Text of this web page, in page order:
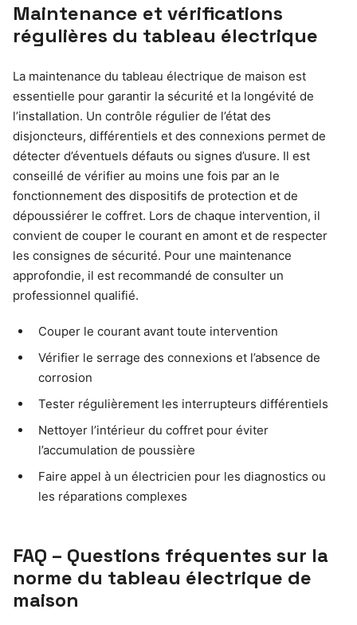
Maintenance et vérifications
régulières du tableau électrique
La maintenance du tableau électrique de maison est
essentielle pour garantir la sécurité et la longévité de
l’installation. Un contrôle régulier de l’état des
disjoncteurs, différentiels et des connexions permet de
détecter d’éventuels défauts ou signes d’usure. Il est
conseillé de vérifier au moins une fois par an le
fonctionnement des dispositifs de protection et de
dépoussiérer le coffret. Lors de chaque intervention, il
convient de couper le courant en amont et de respecter
les consignes de sécurité. Pour une maintenance
approfondie, il est recommandé de consulter un
professionnel qualifié.
Couper le courant avant toute intervention
Vérifier le serrage des connexions et l’absence de
corrosion
Tester régulièrement les interrupteurs différentiels
Nettoyer l’intérieur du coffret pour éviter
l’accumulation de poussière
Faire appel à un électricien pour les diagnostics ou
les réparations complexes
FAQ – Questions fréquentes sur la
norme du tableau électrique de
maison